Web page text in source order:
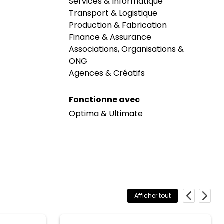
Transport & Logistique
Production & Fabrication
Finance & Assurance
Associations, Organisations &
ONG
Agences & Créatifs
Fonctionne avec
Optima & Ultimate
Afficher tout PreviousNext
Arcarius